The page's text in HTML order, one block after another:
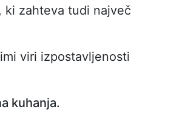
ki zahteva tudi največ
viri izpostavljenosti
kuhanja.